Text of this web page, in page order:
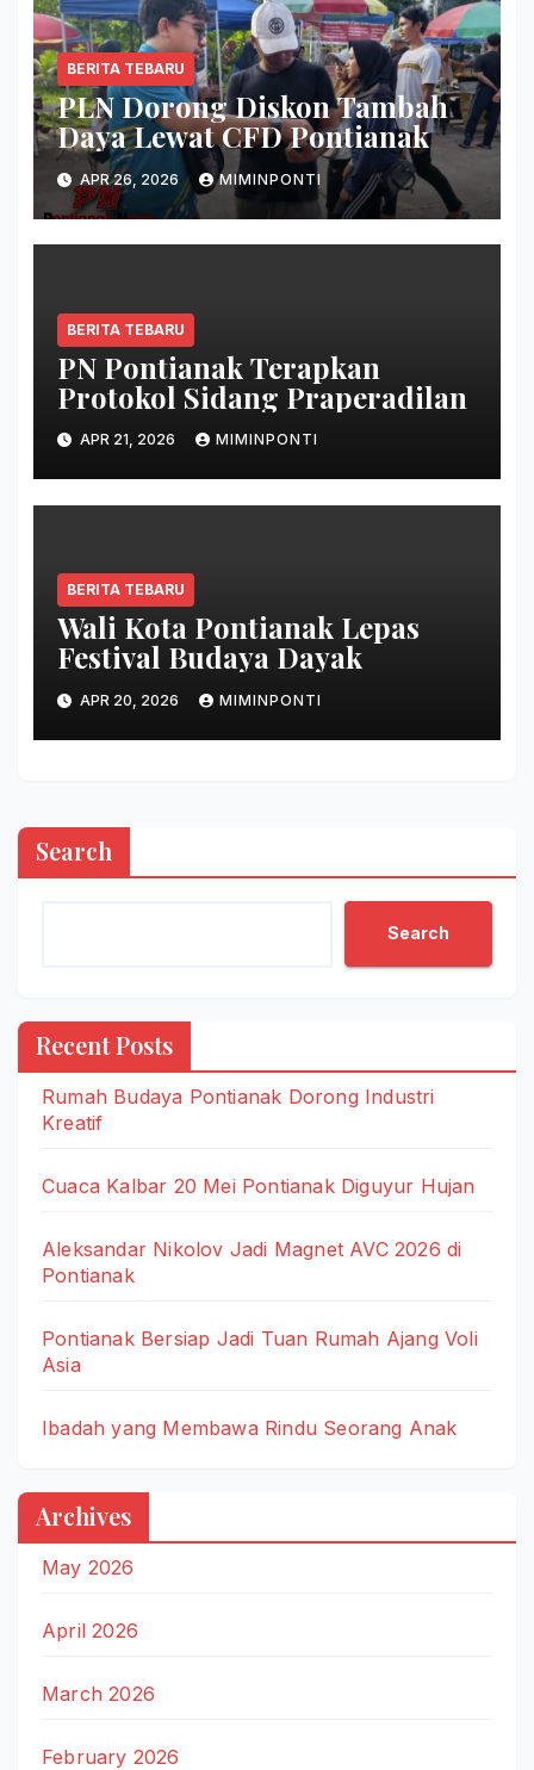
BERITA TEBARU
PLN Dorong Diskon Tambah
Daya Lewat CFD Pontianak
APR 26, 2026 MIMINPONTI
BERITA TEBARU
PN Pontianak Terapkan
Protokol Sidang Praperadilan
APR 21, 2026 MIMINPONTI
BERITA TEBARU
Wali Kota Pontianak Lepas
Festival Budaya Dayak
APR 20, 2026 MIMINPONTI
Search
Search
Recent Posts
Rumah Budaya Pontianak Dorong Industri
Kreatif
Cuaca Kalbar 20 Mei Pontianak Diguyur Hujan
Aleksandar Nikolov Jadi Magnet AVC 2026 di
Pontianak
Pontianak Bersiap Jadi Tuan Rumah Ajang Voli
Asia
Ibadah yang Membawa Rindu Seorang Anak
Archives
May 2026
April 2026
March 2026
February 2026